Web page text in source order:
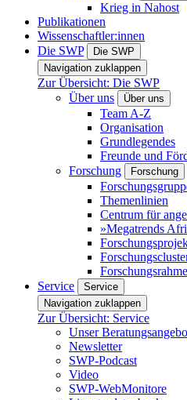
Krieg in Nahost
Publikationen
Wissenschaftler:innen
Die SWP
Die SWP
Navigation zuklappen
Zur Übersicht: Die SWP
Über uns
Über uns
Team A-Z
Organisation
Grundlegendes
Freunde und
Forschung
Forschung
Themenlinien
Centrum für
»Megatrends
Service
Service
Navigation zuklappen
Zur Übersicht: Service
Unser
Newsletter
SWP-Podcast
Video
SWP-WebMonitore